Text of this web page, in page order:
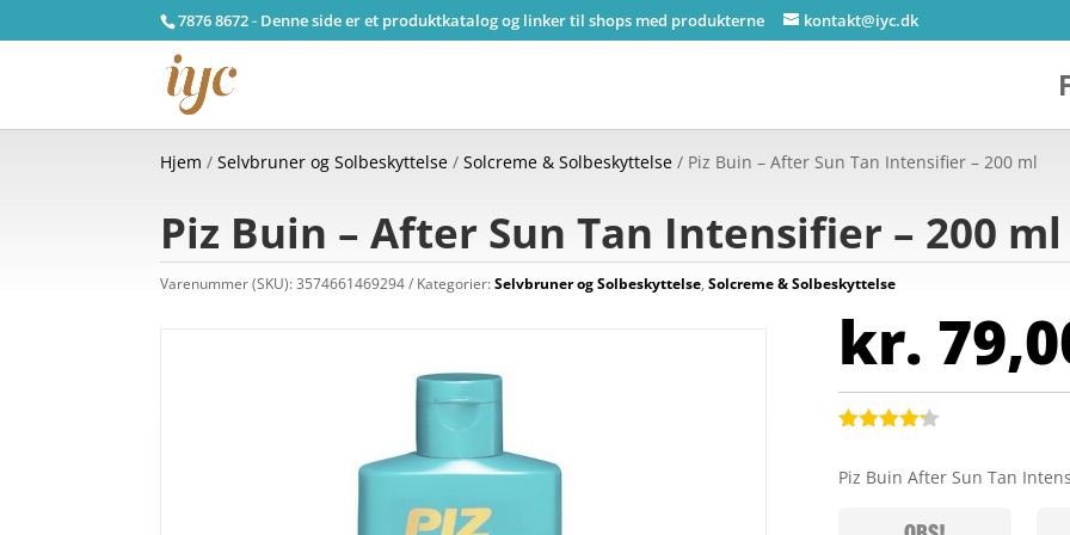
7876 8672 - Denne side er et produktkatalog og linker til shops med produkterne kontakt@iyc.dk
Hjem /Selvbruner og Solbeskyttelse /Solcreme & Solbeskyttelse / Piz Buin – After Sun Tan Intensifier – 200 ml
Piz Buin – After Sun Tan Intensifier – 200 ml
Varenummer (SKU):3574661469294 Kategorier:Selvbruner og Solbeskyttelse,Solcreme & Solbeskyttelse
kr.
ud af 5
Piz Buin After Sun Tan